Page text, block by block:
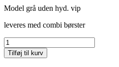
Model grå uden hyd. vip
leveres med combi børster
Multione
ukrudtsbørste
antal
Tilføj til kurv